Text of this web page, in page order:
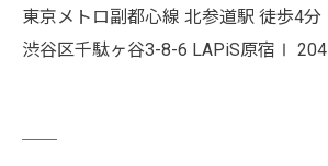
東京メトロ副都心線 北参道駅 徒歩4分
渋谷区千駄ヶ谷3-8-6 LAPiS原宿Ⅰ 204